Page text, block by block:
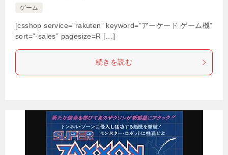
ゲーム
[csshop service=”rakuten” keyword=”アーケード ゲーム機”
sort=”-sales” pagesize=R […]
続きを読む